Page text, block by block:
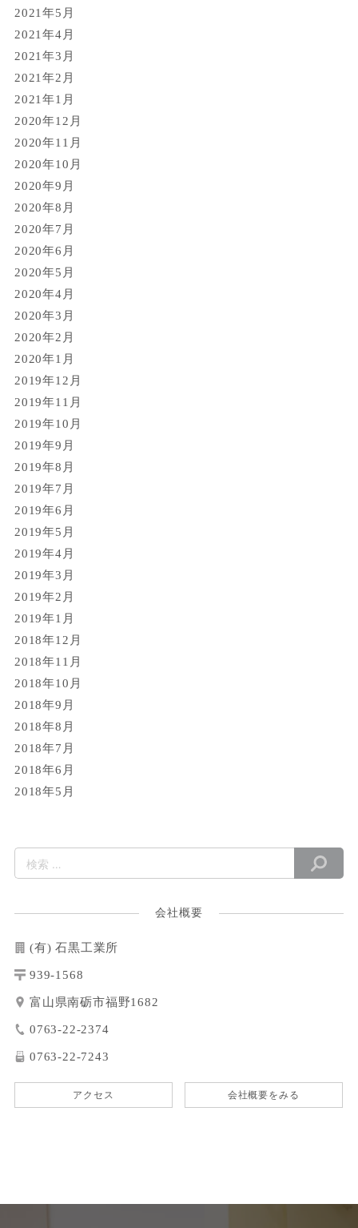
2021年5月
2021年4月
2021年3月
2021年2月
2021年1月
2020年12月
2020年11月
2020年10月
2020年9月
2020年8月
2020年7月
2020年6月
2020年5月
2020年4月
2020年3月
2020年2月
2020年1月
2019年12月
2019年11月
2019年10月
2019年9月
2019年8月
2019年7月
2019年6月
2019年5月
2019年4月
2019年3月
2019年2月
2019年1月
2018年12月
2018年11月
2018年10月
2018年9月
2018年8月
2018年7月
2018年6月
2018年5月
会社概要
(有) 石黒工業所
939-1568
富山県南砺市福野1682
0763-22-2374
0763-22-7243
アクセス 会社概要をみる